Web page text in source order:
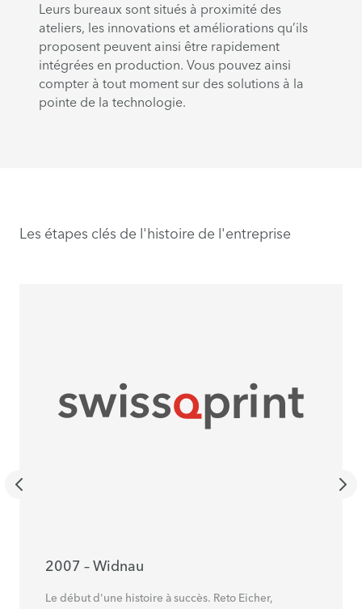
Leurs bureaux sont situés à proximité des
ateliers, les innovations et améliorations qu’ils
proposent peuvent ainsi être rapidement
intégrées en production. Vous pouvez ainsi
compter à tout moment sur des solutions à la
pointe de la technologie.
Les étapes clés de l'histoire de l'entreprise
2007 – Widnau
Le début d'une histoire à succès. Reto Eicher,